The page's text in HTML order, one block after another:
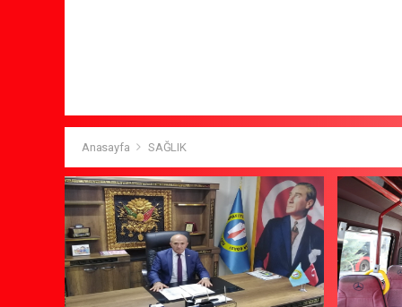
Anasayfa SAĞLIK